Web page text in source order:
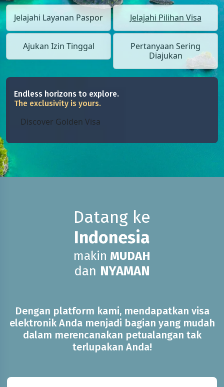
Jelajahi Layanan Paspor Jelajahi Pilihan Visa
Ajukan Izin Tinggal
Pertanyaan Sering
Diajukan
Endless horizons to explore.
The exclusivity is yours.
Discover Golden Visa
Datang ke
Indonesia
makin MUDAH
dan NYAMAN
Dengan platform kami, mendapatkan visa
elektronik Anda menjadi bagian yang mudah
dalam merencanakan petualangan tak
terlupakan Anda!